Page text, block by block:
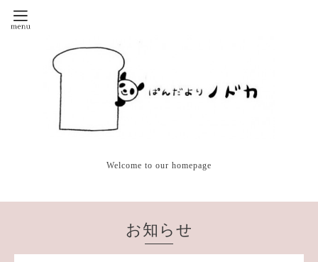
Welcome to our homepage
お知らせ